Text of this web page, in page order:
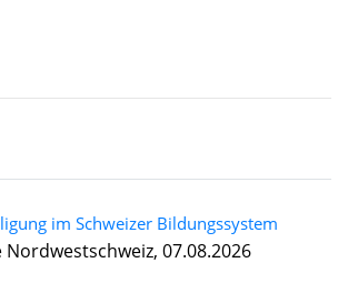
im Schweizer Bildungssystem
07.08.2026